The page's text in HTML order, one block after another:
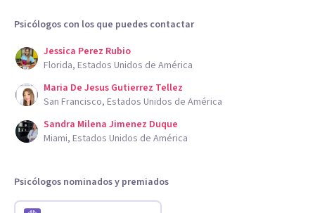
Psicólogos con los que puedes contactar
Jessica Perez Rubio
Florida, Estados Unidos de América
Maria De Jesus Gutierrez Tellez
San Francisco, Estados Unidos de América
Sandra Milena Jimenez Duque
Miami, Estados Unidos de América
Psicólogos nominados y premiados